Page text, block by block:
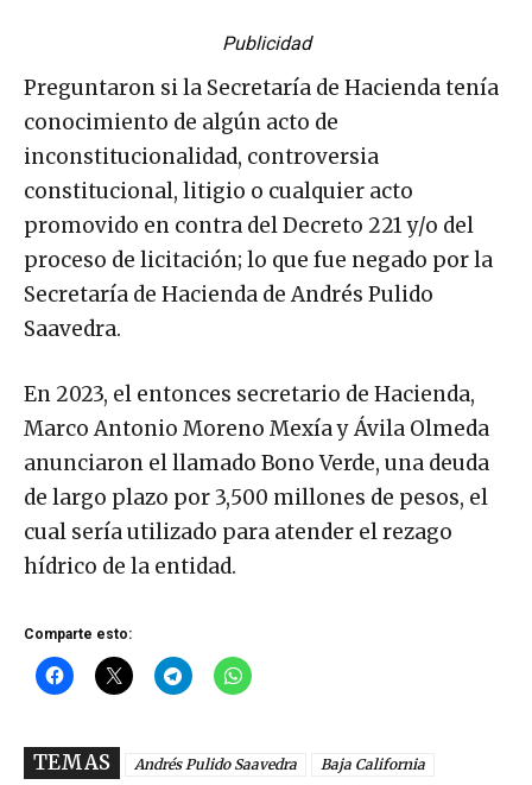
Publicidad
Preguntaron si la Secretaría de Hacienda tenía
conocimiento de algún acto de
inconstitucionalidad, controversia
constitucional, litigio o cualquier acto
promovido en contra del Decreto 221 y/o del
proceso de licitación; lo que fue negado por la
Secretaría de Hacienda de Andrés Pulido
Saavedra.
En 2023, el entonces secretario de Hacienda,
Marco Antonio Moreno Mexía y Ávila Olmeda
anunciaron el llamado Bono Verde, una deuda
de largo plazo por 3,500 millones de pesos, el
cual sería utilizado para atender el rezago
hídrico de la entidad.
Comparte esto:
TEMAS Andrés Pulido Saavedra
Baja California